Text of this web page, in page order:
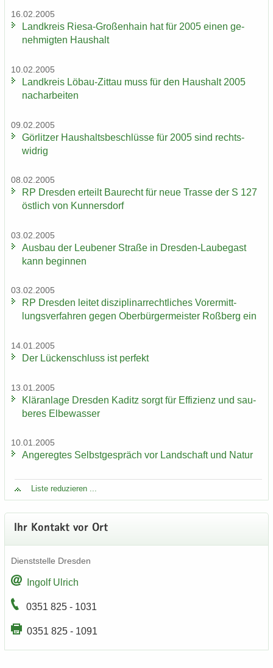
16.02.2005
Land­kreis Riesa-​Großenhain hat für 2005 einen ge­
neh­mig­ten Haus­halt
10.02.2005
Land­kreis Löbau-​Zittau muss für den Haus­halt 2005
nach­ar­bei­ten
09.02.2005
Gör­lit­zer Haus­halts­be­schlüs­se für 2005 sind rechts­
wid­rig
08.02.2005
RP Dres­den er­teilt Bau­recht für neue Tras­se der S 127
öst­lich von Kun­ners­dorf
03.02.2005
Aus­bau der Leu­be­ner Stra­ße in Dresden-​Laubegast
kann be­gin­nen
03.02.2005
RP Dres­den lei­tet dis­zi­pli­nar­recht­li­ches Vor­er­mitt­
lungs­ver­fah­ren gegen Ober­bür­ger­meis­ter Roß­berg ein
14.01.2005
Der Lü­cken­schluss ist per­fekt
13.01.2005
Klär­an­la­ge Dres­den Ka­ditz sorgt für Ef­fi­zi­enz und sau­
be­res El­be­was­ser
10.01.2005
An­ge­reg­tes Selbst­ge­spräch vor Land­schaft und Natur
Liste re­du­zie­ren ...
Ihr Kon­takt vor Ort
Dienst­stel­le Dres­den
In­golf Ul­rich
0351 825 - 1031
0351 825 - 1091